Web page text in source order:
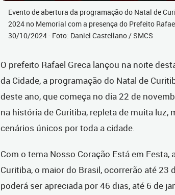
Evento de abertura da programação do Natal de
2024 no Memorial com a presença do Prefeito
30/10/2024 - Foto: Daniel Castellano / SMCS
O prefeito Rafael Greca lançou na noite
da Cidade, a programação do Natal de
deste ano, que começa no dia 22 de
na história de Curitiba, repleta de muita luz,
cenários únicos por toda a cidade.
Com o tema Nosso Coração Está em
Curitiba, o maior do Brasil, ocorrerão até 23
poderá ser apreciada por 46 dias, até 6 de